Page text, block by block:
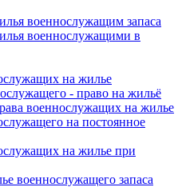
военнослужащим запаса
военнослужащими в
на жилье
- право на жильё
военнослужащих на жилье
на постоянное
на жилье при
военнослужащего запаса